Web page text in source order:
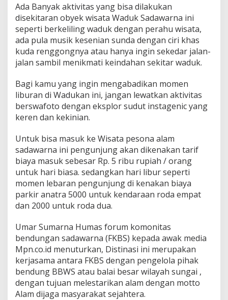
Ada Banyak aktivitas yang bisa dilakukan
disekitaran obyek wisata Waduk Sadawarna ini
seperti berkeliling waduk dengan perahu wisata,
ada pula musik kesenian sunda dengan ciri khas
kuda renggongnya atau hanya ingin sekedar jalan-
jalan sambil menikmati keindahan sekitar waduk.
Bagi kamu yang ingin mengabadikan momen
liburan di Wadukan ini, jangan lewatkan aktivitas
berswafoto dengan eksplor sudut instagenic yang
keren dan kekinian.
Untuk bisa masuk ke Wisata pesona alam
sadawarna ini pengunjung akan dikenakan tarif
biaya masuk sebesar Rp. 5 ribu rupiah / orang
untuk hari biasa. sedangkan hari libur seperti
momen lebaran pengunjung di kenakan biaya
parkir anatra 5000 untuk kendaraan roda empat
dan 2000 untuk roda dua.
Umar Sumarna Humas forum komonitas
bendungan sadawarna (FKBS) kepada awak media
Mpn.co.id menuturkan, Distinasi ini merupakan
kerjasama antara FKBS dengan pengelola pihak
bendung BBWS atau balai besar wilayah sungai ,
dengan tujuan melestarikan alam dengan motto
Alam dijaga masyarakat sejahtera.